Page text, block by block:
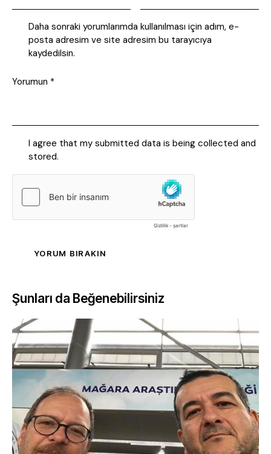
Daha sonraki yorumlarımda kullanılması için adım, e-
posta adresim ve site adresim bu tarayıcıya
kaydedilsin.
I agree that my submitted data is being collected and
stored.
Şunları da Beğenebilirsiniz